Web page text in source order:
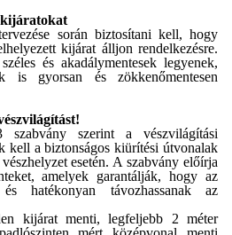
kijáratokat
során biztosítani kell, hogy
kijárat álljon rendelkezésre.
és akadálymentesek legyenek,
is gyorsan és zökkenőmentesen
szerint a vészvilágítási
kell a biztonságos kiürítési útvonalak
esetén. A szabvány előírja
amelyek garantálják, hogy az
hatékonyan távozhassanak az
kijárat menti, legfeljebb 2 méter